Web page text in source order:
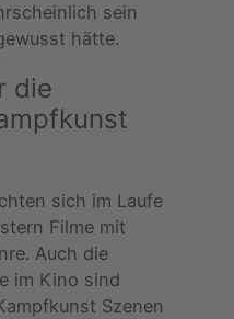
sein
hätte.
die
sich im Laufe
Filme mit
Auch die
im Kino sind
Szenen